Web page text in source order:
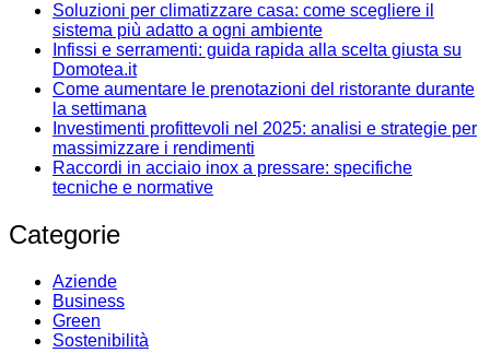
Soluzioni per climatizzare casa: come scegliere il
sistema più adatto a ogni ambiente
Infissi e serramenti: guida rapida alla scelta giusta su
Domotea.it
Come aumentare le prenotazioni del ristorante durante
la settimana
Investimenti profittevoli nel 2025: analisi e strategie per
massimizzare i rendimenti
Raccordi in acciaio inox a pressare: specifiche
tecniche e normative
Categorie
Aziende
Business
Green
Sostenibilità